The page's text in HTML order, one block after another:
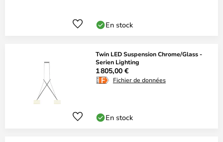
En stock
Twin LED Suspension Chrome/Glass -
Serien Lighting
1 805,00 €
Fichier de données
En stock